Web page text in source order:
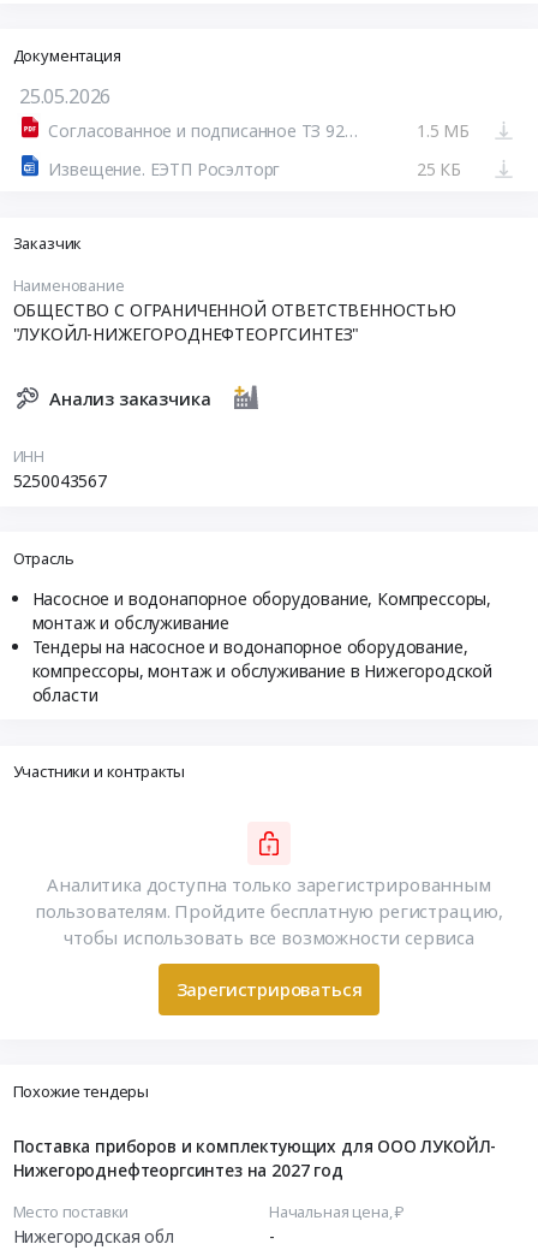
Документация
25.05.2026
Согласованное и подписанное ТЗ 921-23.pdf
1.5 МБ
Извещение. ЕЭТП Росэлторг
25 КБ
Заказчик
Наименование
ОБЩЕСТВО С ОГРАНИЧЕННОЙ ОТВЕТСТВЕННОСТЬЮ
"ЛУКОЙЛ-НИЖЕГОРОДНЕФТЕОРГСИНТЕЗ"
Анализ заказчика
ИНН
5250043567
Отрасль
Насосное и водонапорное оборудование, Компрессоры,
монтаж и обслуживание
Тендеры на насосное и водонапорное оборудование,
компрессоры, монтаж и обслуживание в Нижегородской
области
Участники и контракты
Аналитика доступна только зарегистрированным
пользователям. Пройдите бесплатную регистрацию,
чтобы использовать все возможности сервиса
Зарегистрироваться
Похожие тендеры
Поставка приборов и комплектующих для ООО ЛУКОЙЛ-
Нижегороднефтеоргсинтез на 2027 год
Место поставки
Нижегородская обл
Начальная цена, ₽
-